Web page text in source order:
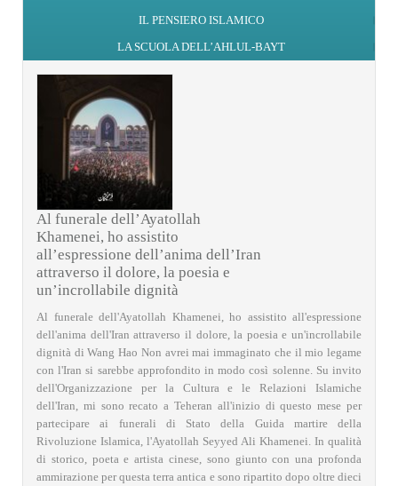
IL PENSIERO ISLAMICO
LA SCUOLA DELL’AHLUL-BAYT
Al funerale dell’Ayatollah
Khamenei, ho assistito
all’espressione dell’anima dell’Iran
attraverso il dolore, la poesia e
un’incrollabile dignità
Al funerale dell'Ayatollah Khamenei, ho assistito all'espressione
dell'anima dell'Iran attraverso il dolore, la poesia e un'incrollabile
dignità di Wang Hao Non avrei mai immaginato che il mio legame
con l'Iran si sarebbe approfondito in modo così solenne. Su invito
dell'Organizzazione per la Cultura e le Relazioni Islamiche
dell'Iran, mi sono recato a Teheran all'inizio di questo mese per
partecipare ai funerali di Stato della Guida martire della
Rivoluzione Islamica, l'Ayatollah Seyyed Ali Khamenei. In qualità
di storico, poeta e artista cinese, sono giunto con una profonda
ammirazione per questa terra antica e sono ripartito dopo oltre dieci